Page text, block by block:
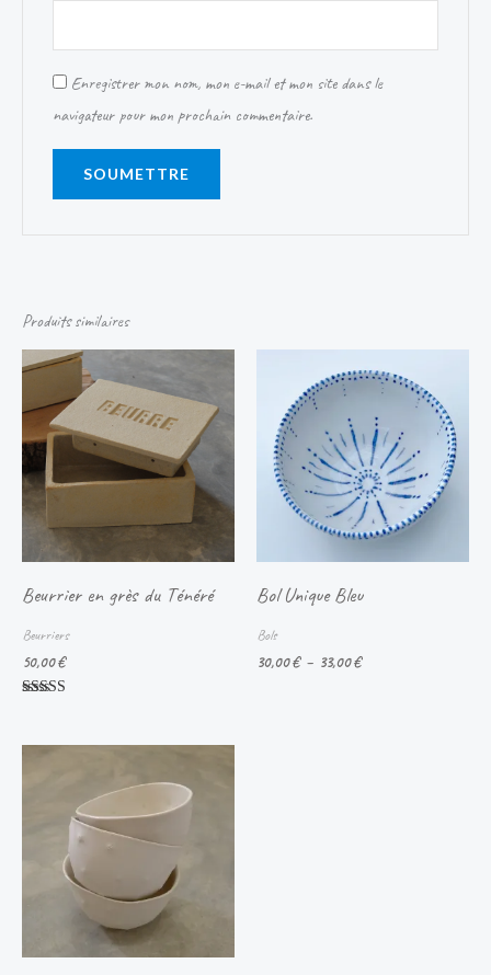
Enregistrer mon nom, mon e-mail et mon site dans le
navigateur pour mon prochain commentaire.
Produits similaires
Beurrier en grès du Ténéré
Beurriers
50,00€
Bol Unique Bleu
Bols
30,00€ – 33,00€
de
prix :
30,00 €
à
33,00 €
prix :
10,00 €
à